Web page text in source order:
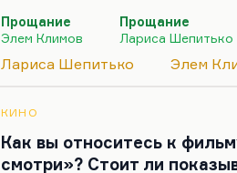
«Прощания с Матёрой». Мне
фильм Климова. И,
Шепитько была сценаристом
Что касается её фильмов,
больше всего, наверное,
Прощание
Элем Климов
Прощание
Лариса Шепитько
Лариса Шепитько Элем
КИНО
Как вы относитесь к
смотри»? Стоит ли